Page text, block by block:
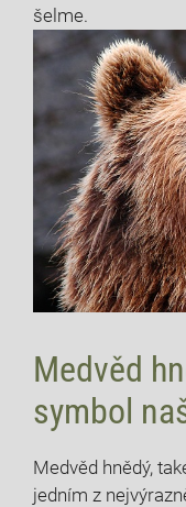
šelme.
Medvěd
symbol
Medvěd hnědý,
jedním z